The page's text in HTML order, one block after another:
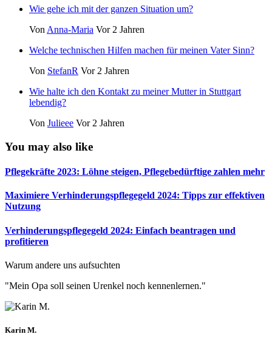
Wie gehe ich mit der ganzen Situation um?
Von Anna-Maria Vor 2 Jahren
Welche technischen Hilfen machen für meinen Vater Sinn?
Von StefanR Vor 2 Jahren
Wie halte ich den Kontakt zu meiner Mutter in Stuttgart
lebendig?
Von Julieee Vor 2 Jahren
You may also like
Pflegekräfte 2023: Löhne steigen, Pflegebedürftige zahlen mehr
Maximiere Verhinderungspflegegeld 2024: Tipps zur effektiven
Nutzung
Verhinderungspflegegeld 2024: Einfach beantragen und
profitieren
Warum andere uns aufsuchten
"Mein Opa soll seinen Urenkel noch kennenlernen."
Karin M.